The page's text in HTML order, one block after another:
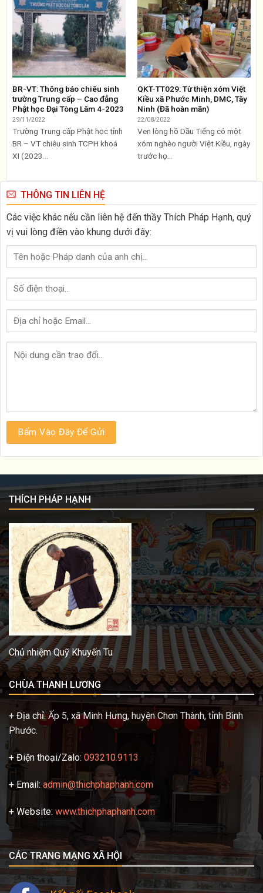
BR-VT: Thông báo chiêu sinh
trường Trung cấp – Cao đẳng
Phật học Đại Tòng Lâm 4-2023
29/11/2022
Trường Trung cấp Phật học tỉnh
BR – VT chiêu sinh TCPH khoá
XI (2023...
QKT-TT029: Từ thiện xóm Việt
Kiều xã Phước Minh, DMC, Tây
Ninh (Đã hoàn mãn)
22/08/2022
Ven lòng hồ Dầu Tiếng có một
xóm nghèo người Việt Kiều, ngày
trước họ...
THÔNG TIN LIÊN HỆ
Các việc khác nếu cần liên hệ đến thầy Thích Pháp Hạnh, quý
vị vui lòng điền vào khung dưới đây:
THÍCH PHÁP HẠNH
Chủ nhiệm Quỹ Khuyến Tu
CHÙA THANH LƯƠNG
+ Địa chỉ:Ấp 5, xã Minh Hưng, huyện Chơn Thành, tỉnh Bình
Phước.
+ Điện thoại/Zalo: 093210.9113
+ Email:admin@thichphaphanh.com
+ Website: www.thichphaphanh.com
CÁC TRANG MẠNG XÃ HỘI